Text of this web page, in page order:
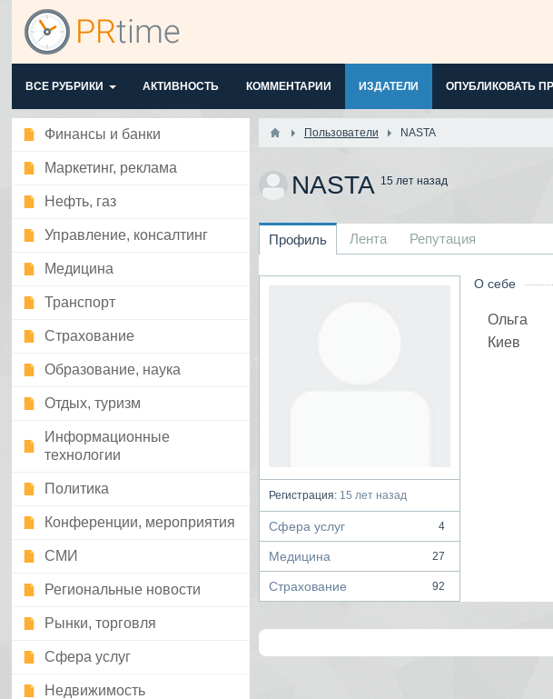
ВСЕ РУБРИКИ АКТИВНОСТЬ КОММЕНТАРИИ ИЗДАТЕЛИ ОПУБЛИКОВАТЬ
Финансы и банки
Маркетинг, реклама
Нефть, газ
Управление, консалтинг
Медицина
Транспорт
Страхование
Образование, наука
Отдых, туризм
Информационные
технологии
Политика
Конференции, мероприятия
СМИ
Региональные новости
Рынки, торговля
Сфера услуг
Недвижимость
Пользователи NASTA
NASTA 15 лет назад
Профиль Лента Репутация
Регистрация:15 лет назад
Сфера услуг 4
Медицина 27
Страхование 92
О себе
Ольга
Киев